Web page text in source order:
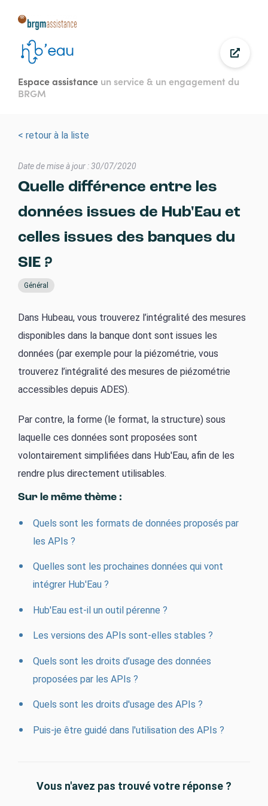
principal
Espace assistance un service & un engagement du
BRGM
< retour à la liste
Date de mise à jour : 30/07/2020
Quelle différence entre les
données issues de Hub'Eau et
celles issues des banques du
SIE ?
Général
Dans Hubeau, vous trouverez l’intégralité des mesures
disponibles dans la banque dont sont issues les
données (par exemple pour la piézométrie, vous
trouverez l’intégralité des mesures de piézométrie
accessibles depuis ADES).
Par contre, la forme (le format, la structure) sous
laquelle ces données sont proposées sont
volontairement simplifiées dans Hub'Eau, afin de les
rendre plus directement utilisables.
Sur le même thème :
Quels sont les formats de données proposés par
les APIs ?
Quelles sont les prochaines données qui vont
intégrer Hub'Eau ?
Hub'Eau est-il un outil pérenne ?
Les versions des APIs sont-elles stables ?
Quels sont les droits d’usage des données
proposées par les APIs ?
Quels sont les droits d'usage des APIs ?
Puis-je être guidé dans l'utilisation des APIs ?
Vous n'avez pas trouvé votre réponse ?